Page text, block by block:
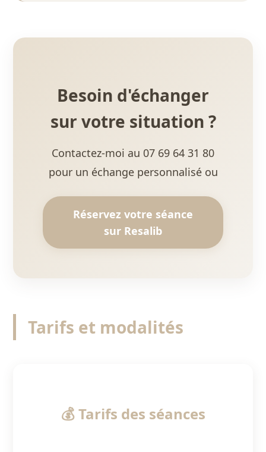
Besoin d'échanger
sur votre situation ?
Contactez-moi au 07 69 64 31 80
pour un échange personnalisé ou
Réservez votre séance
sur Resalib
Tarifs et modalités
💰 Tarifs des séances